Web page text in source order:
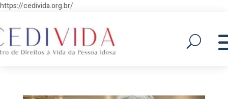
https://cedivida.org.br/